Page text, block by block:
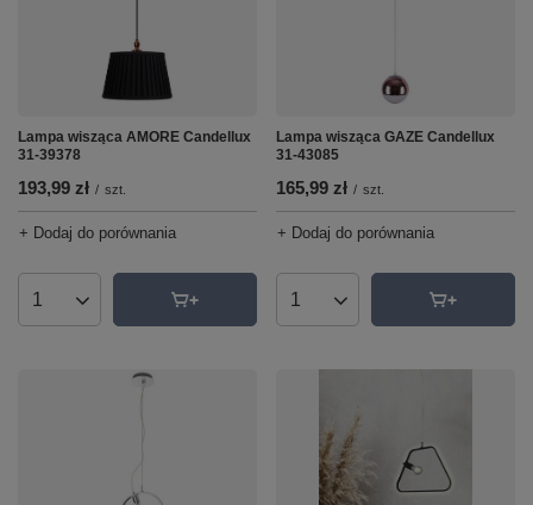
Lampa wisząca AMORE Candellux
31-39378
193,99 zł / szt.
+ Dodaj do porównania
Ilość produktów
Lampa wisząca GAZE Candellux
31-43085
165,99 zł / szt.
+ Dodaj do porównania
Ilość produktów